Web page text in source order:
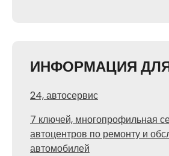
ИНФОРМАЦИЯ
24, автосервис
7 ключей, многопрофильная
автоцентров по ремонту и
автомобилей